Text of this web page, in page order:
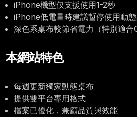
iPhone機型仅支援使用1-2秒
iPhone低電量時建議暫停使用動
深色系桌布較節省電力（特別適合
本網站特色
每週更新獨家動態桌布
提供雙平台專用格式
檔案已優化，兼顧品質與效能